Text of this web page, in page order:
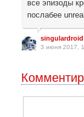
все эпизоды
послабее
singulardroid
3 июня 2017,